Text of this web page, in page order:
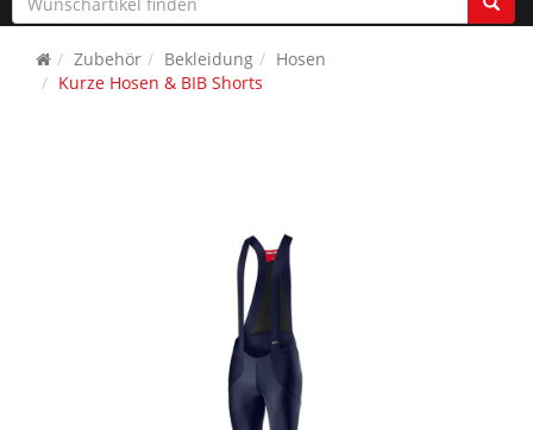
Zubehör Bekleidung
Hosen
Kurze Hosen & BIB Shorts